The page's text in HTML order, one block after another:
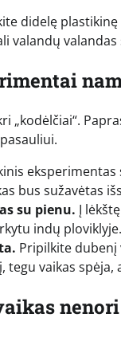
didelę
valandų
„kodėlčiai“.
bus sužavėtas
su pienu. Į
indų
Pripilkite dubenį
tegu vaikas spėja,